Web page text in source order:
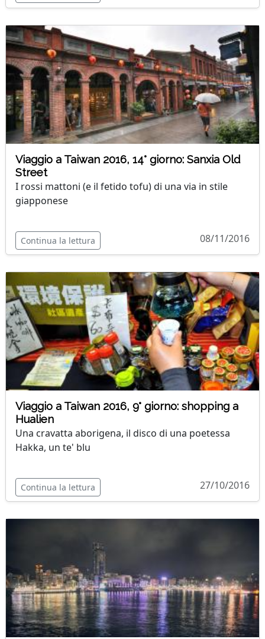
Viaggio a Taiwan 2016, 14° giorno: Sanxia Old
Street
I rossi mattoni (e il fetido tofu) di una via in stile
giapponese
Continua la lettura 08/11/2016
Viaggio a Taiwan 2016, 9° giorno: shopping a
Hualien
Una cravatta aborigena, il disco di una poetessa
Hakka, un te' blu
Continua la lettura 27/10/2016